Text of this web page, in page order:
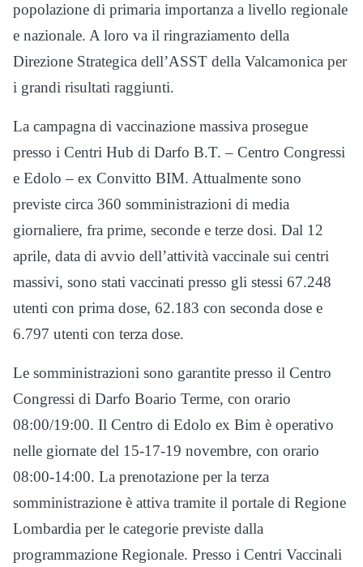
popolazione di primaria importanza a livello regionale
e nazionale. A loro va il ringraziamento della
Direzione Strategica dell’ASST della Valcamonica per
i grandi risultati raggiunti.
La campagna di vaccinazione massiva prosegue
presso i Centri Hub di Darfo B.T. – Centro Congressi
e Edolo – ex Convitto BIM. Attualmente sono
previste circa 360 somministrazioni di media
giornaliere, fra prime, seconde e terze dosi. Dal 12
aprile, data di avvio dell’attività vaccinale sui centri
massivi, sono stati vaccinati presso gli stessi 67.248
utenti con prima dose, 62.183 con seconda dose e
6.797 utenti con terza dose.
Le somministrazioni sono garantite presso il Centro
Congressi di Darfo Boario Terme, con orario
08:00/19:00. Il Centro di Edolo ex Bim è operativo
nelle giornate del 15-17-19 novembre, con orario
08:00-14:00. La prenotazione per la terza
somministrazione è attiva tramite il portale di Regione
Lombardia per le categorie previste dalla
programmazione Regionale. Presso i Centri Vaccinali